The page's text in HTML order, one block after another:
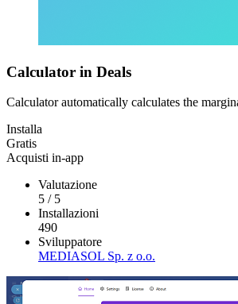
Calculator in Deals
Calculator automatically calculates the
Installa
Gratis
Acquisti in-app
Valutazione
5 / 5
Installazioni
490
Sviluppatore
MEDIASOL Sp. z o.o.